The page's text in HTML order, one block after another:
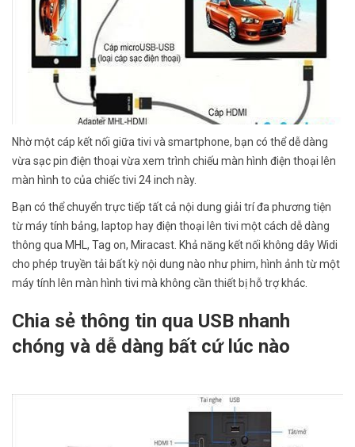
Nhờ một cáp kết nối giữa tivi và smartphone, bạn có thể dễ dàng
vừa sạc pin điện thoại vừa xem trình chiếu màn hình điện thoại lên
màn hình to của chiếc tivi 24 inch này.
Bạn có thể chuyển trực tiếp tất cả nội dung giải trí đa phương tiện
từ máy tính bảng, laptop hay điện thoại lên tivi một cách dễ dàng
thông qua MHL, Tag on, Miracast. Khả năng kết nối không dây Widi
cho phép truyền tải bất kỳ nội dung nào như phim, hình ảnh từ một
máy tính lên màn hình tivi mà không cần thiết bị hỗ trợ khác.
Chia sẻ thông tin qua USB nhanh
chóng và dễ dàng bất cứ lúc nào